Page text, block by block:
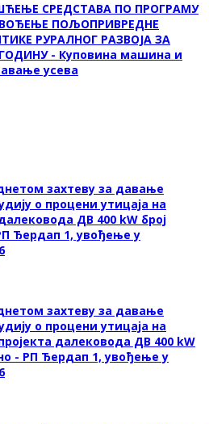
СРЕДСТАВА ПО ПРОГРАМУ
ПОЉОПРИВРЕДНЕ
РУРАЛНОГ РАЗВОЈА ЗА
- Куповина машина и
усева
захтеву за давање
о процени утицаја на
ДВ 400 kW број
Ђердап 1, увођење у
захтеву за давање
о процени утицаја на
далековода ДВ 400 kW
- РП Ђердап 1, увођење у